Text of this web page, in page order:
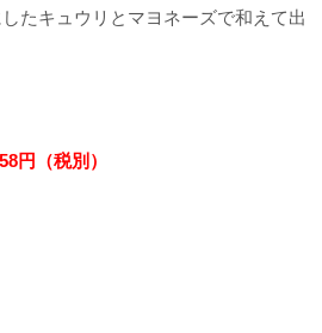
たキュウリとマヨネーズで和えて出
円（税別）